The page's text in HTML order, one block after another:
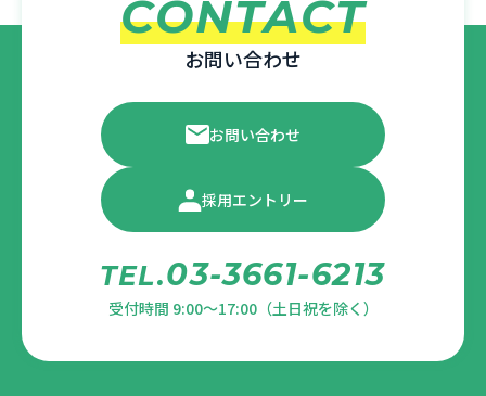
CONTACT
お問い合わせ
お問い合わせ
採用エントリー
TEL.03-3661-6213
受付時間 9:00～17:00（土日祝を除く）